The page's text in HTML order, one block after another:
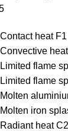
heat F1
flame
flame
iron
heat C2